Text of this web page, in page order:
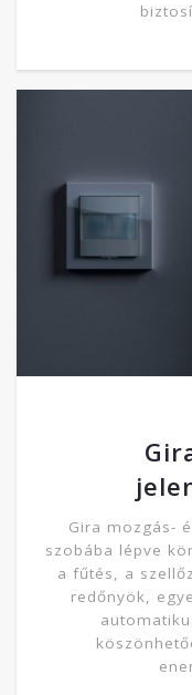
Gira mozgás-
szobába lépve
a fűtés, a
redőnyök,